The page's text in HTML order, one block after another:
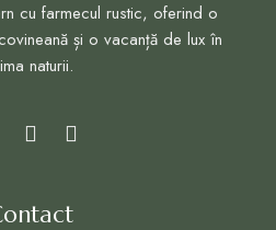
cu farmecul rustic, oferind o
și o vacanță de lux în
naturii.